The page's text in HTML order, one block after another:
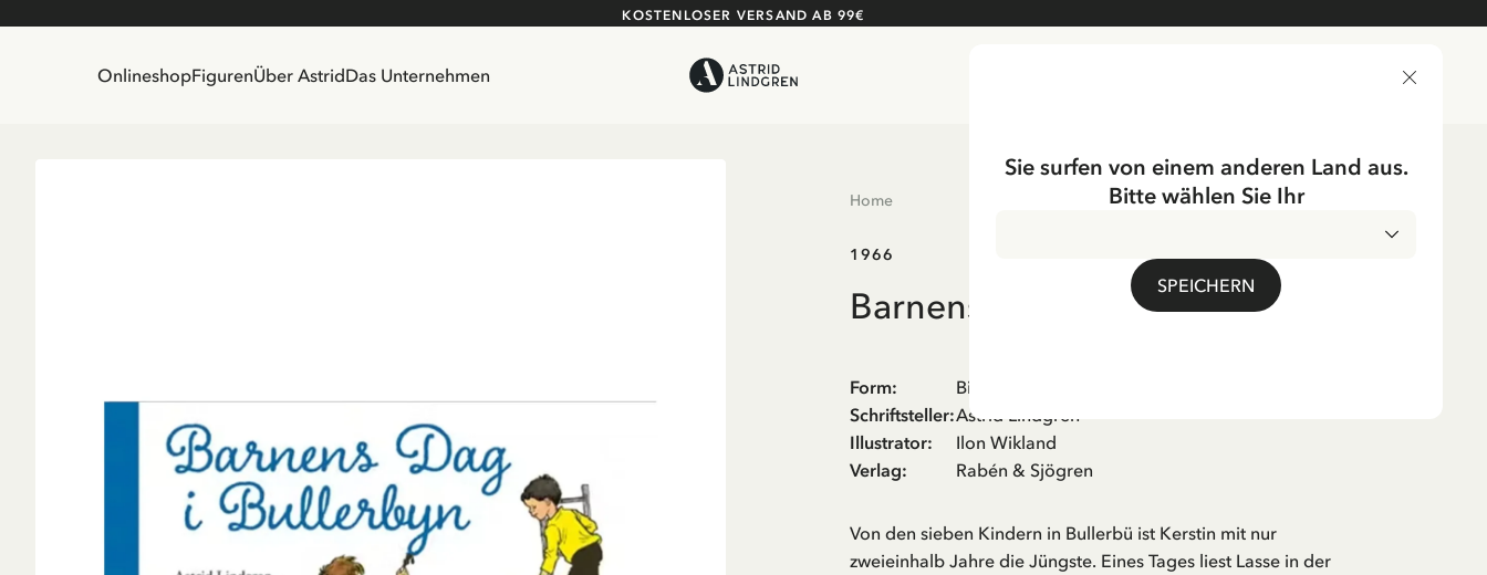
KOSTENLOSER VERSAND AB 99€
OnlineshopFigurenÜber AstridDas Unternehmen
Home
1966
Barnens dag i Bullerbyn
Form:
Bilderbüch
Schriftsteller:Astrid Lindgren
Illustrator:
Ilon Wikland
Verlag: Rabén & Sjögren
Von den sieben Kindern in Bullerbü ist Kerstin mit nur
zweieinhalb Jahre die Jüngste. Eines Tages liest Lasse in der
Sie surfen von einem anderen Land aus.
Bitte wählen Sie Ihr
SPEICHERN